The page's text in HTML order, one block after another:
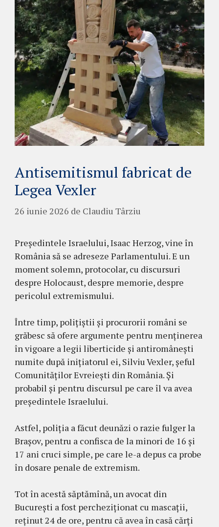
Antisemitismul fabricat de
Legea Vexler
26 iunie 2026 de Claudiu Târziu
Președintele Israelului, Isaac Herzog, vine în
România să se adreseze Parlamentului. E un
moment solemn, protocolar, cu discursuri
despre Holocaust, despre memorie, despre
pericolul extremismului.
Între timp, polițiștii și procurorii români se
grăbesc să ofere argumente pentru menținerea
în vigoare a legii liberticide și antiromânești
numite după inițiatorul ei, Silviu Vexler, șeful
Comunităților Evreiești din România. Și
probabil și pentru discursul pe care îl va avea
președintele Israelului.
Astfel, poliția a făcut deunăzi o razie fulger la
Brașov, pentru a confisca de la minori de 16 și
17 ani cruci simple, pe care le-a depus ca probe
în dosare penale de extremism.
Tot în acestă săptămînă, un avocat din
București a fost percheziționat cu mascații,
reținut 24 de ore, pentru că avea în casă cărți